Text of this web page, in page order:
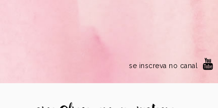
se inscreva no canal